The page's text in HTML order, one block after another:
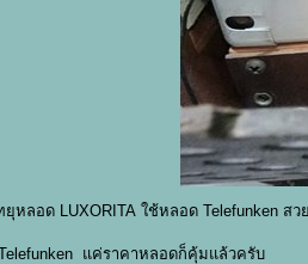
หลอด LUXORITA ใช้หลอด Telefunken ส
แค่ราคาหลอดก็คุ้มแล้วครับ